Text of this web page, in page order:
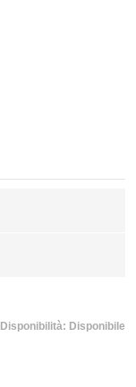
Disponibilità: Disponibile